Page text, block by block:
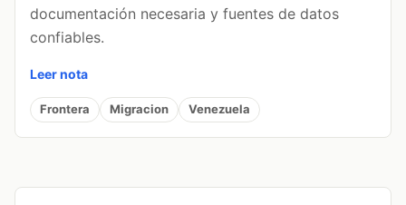
documentación necesaria y fuentes de datos
confiables.
Leer nota
Frontera Migracion Venezuela